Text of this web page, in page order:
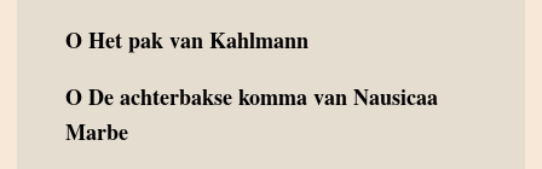
OHet pak van Kahlmann
ODe achterbakse komma van Nausicaa
Marbe